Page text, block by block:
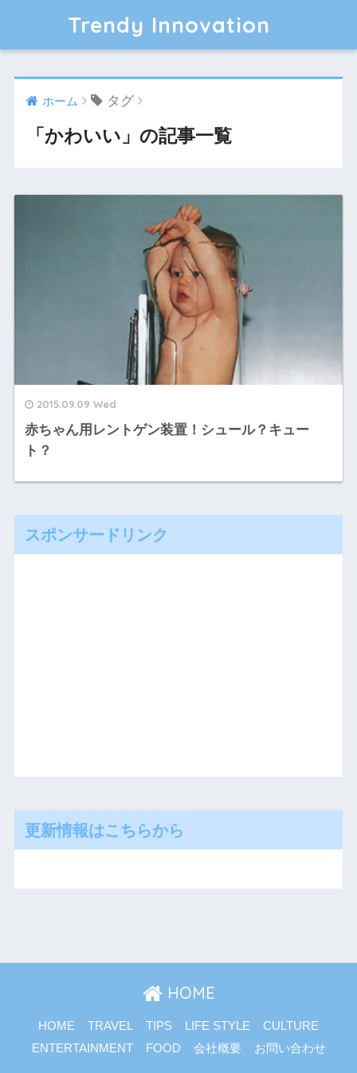
Trendy Innovation
ホーム タグ
「かわいい」の記事一覧
2015.09.09 Wed
赤ちゃん用レントゲン装置！シュール？キュー
ト？
スポンサードリンク
更新情報はこちらから
HOME
HOME TRAVEL TIPS LIFE STYLE
CULTURE
ENTERTAINMENT
FOOD 会社概要 お問い合わせ